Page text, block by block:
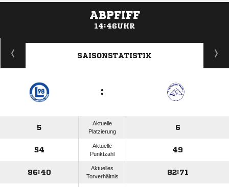
ABPFIFF
14:46UHR
ANZEIGE
SAISONSTATISTIK
:
5
Aktuelle
Platzierung
6
54
Aktuelle
Punktzahl
49
96:40
Aktuelles
Torverhältnis
82:71